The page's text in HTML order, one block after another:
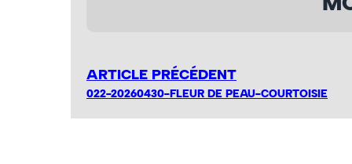
ARTICLE PRÉCÉDENT
022-20260430-FLEUR DE PEAU-COURTOISIE